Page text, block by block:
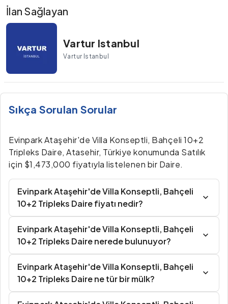
İlan Sağlayan
Vartur Istanbul
Vartur Istanbul
Sıkça Sorulan Sorular
Evinpark Ataşehir'de Villa Konseptli, Bahçeli 10+2
Tripleks Daire, Atasehir, Türkiye konumunda Satılık
için $1,473,000 fiyatıyla listelenen bir Daire.
Evinpark Ataşehir'de Villa Konseptli, Bahçeli
10+2 Tripleks Daire fiyatı nedir?
Evinpark Ataşehir'de Villa Konseptli, Bahçeli
10+2 Tripleks Daire nerede bulunuyor?
Evinpark Ataşehir'de Villa Konseptli, Bahçeli
10+2 Tripleks Daire ne tür bir mülk?